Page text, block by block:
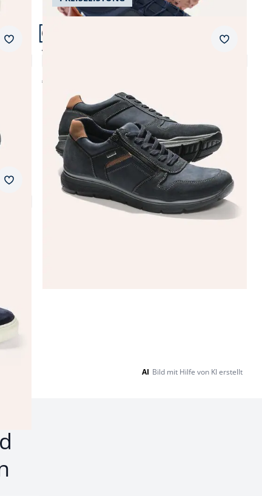
Merkzettel
Artikel 9 von 11.
Aquastop Sneaker
€ 99,99
Merkzettel
AI Bild mit Hilfe von KI erstellt